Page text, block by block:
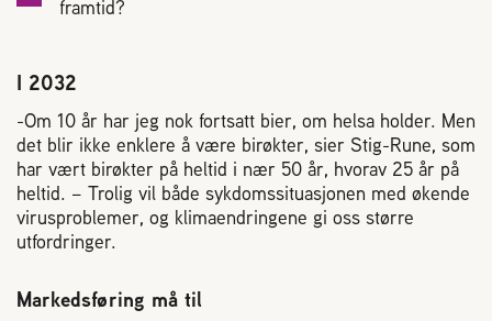
Prosjekter
Norges Birøkterlags standpunkt
Min side (Rubic)
Dampsagveien 14
2004 Lillestrøm
post@norbi.no
framtid?
I 2032
-Om 10 år har jeg nok fortsatt bier, om helsa holder. Men
det blir ikke enklere å være birøkter, sier Stig-Rune, som
har vært birøkter på heltid i nær 50 år, hvorav 25 år på
heltid. – Trolig vil både sykdomssituasjonen med økende
virusproblemer, og klimaendringene gi oss større
utfordringer.
Markedsføring må til